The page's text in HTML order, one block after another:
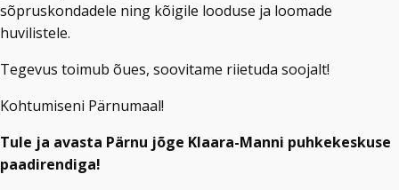
sõpruskondadele ning kõigile looduse ja loomade
huvilistele.
Tegevus toimub õues, soovitame riietuda soojalt!
Kohtumiseni Pärnumaal!
Tule ja avasta Pärnu jõge Klaara-Manni puhkekeskuse
paadirendiga!